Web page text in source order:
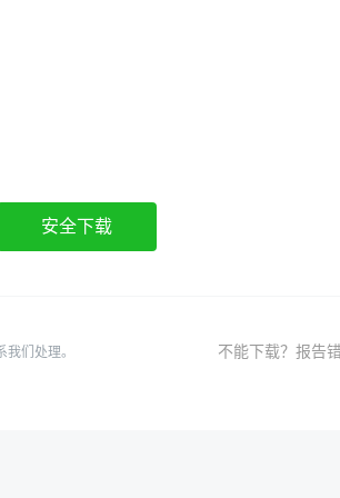
安全下载
们处理。 不能下载？报告